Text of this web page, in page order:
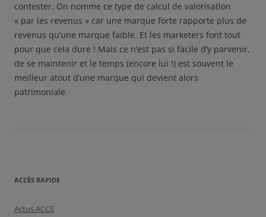
contester. On nomme ce type de calcul de valorisation
« par les revenus » car une marque forte rapporte plus de
revenus qu’une marque faible. Et les marketers font tout
pour que cela dure ! Mais ce n’est pas si facile d’y parvenir,
de se maintenir et le temps (encore lui !) est souvent le
meilleur atout d’une marque qui devient alors
patrimoniale.
ACCÈS RAPIDE
Actus ACCS